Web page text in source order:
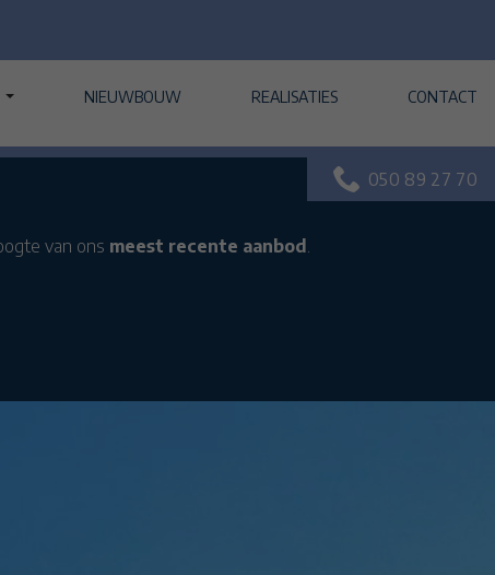
NIEUWBOUW REALISATIES CONTACT
050 89 27 70
van ons meest recente aanbod .